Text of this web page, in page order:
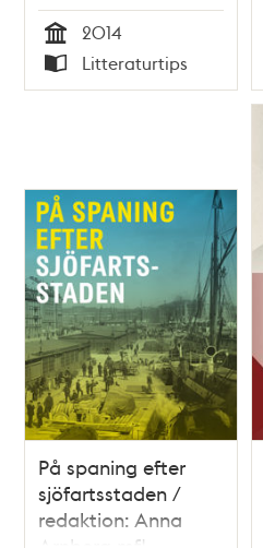
Tid
2014
Typ
Litteraturtips
På spaning efter
sjöfartsstaden /
redaktion: Anna